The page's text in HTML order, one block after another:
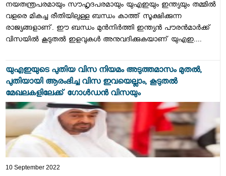
നയതന്ത്രപരമായും സൗഹൃദപരമായും യുഎഇയും ഇന്ത്യയും തമ്മിൽ
വളരെ മികച്ച രീതിയിലുള്ള ബന്ധം കാത്ത് സൂക്ഷിക്കുന്ന
രാജ്യങ്ങളാണ്. ഈ ബന്ധം മുൻനിർത്തി ഇന്ത്യൻ പൗരൻമാർക്ക്
വിസയിൽ കൂടുതൽ ഇളവുകൾ അനുവദിക്കുകയാണ് യുഎഇ....
യുഎഇയുടെ പുതിയ വിസ നിയമം അടുത്തമാസം മുതൽ,
പുതിയായി ആരംഭിച്ച വിസ ഇവയെല്ലാം, കൂടുതൽ
മേഖലകളിലേക്ക് ഗോൾ‍ഡൻ വിസയും
10 September 2022